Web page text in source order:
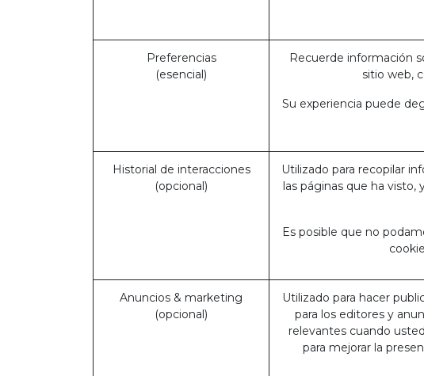
Preferencias
(esencial)
Recuerde información
sitio web,
Su experiencia puede
Historial de interacciones
(opcional)
Utilizado para recopilar
las páginas que ha
Es posible que no
Anuncios & marketing
(opcional)
Utilizado para hacer
para los editores y
relevantes cuando
para mejorar la